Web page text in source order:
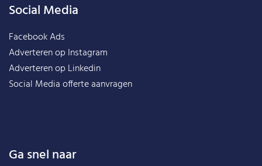
Social Media
Facebook Ads
Adverteren op Instagram
Adverteren op Linkedin
Social Media offerte aanvragen
Ga snel naar